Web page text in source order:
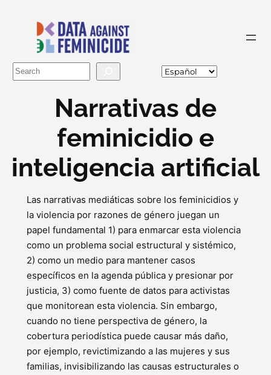
Buscar
Narrativas de
feminicidio e
inteligencia artificial
Las narrativas mediáticas sobre los feminicidios y
la violencia por razones de género juegan un
papel fundamental 1) para enmarcar esta violencia
como un problema social estructural y sistémico,
2) como un medio para mantener casos
específicos en la agenda pública y presionar por
justicia, 3) como fuente de datos para activistas
que monitorean esta violencia. Sin embargo,
cuando no tiene perspectiva de género, la
cobertura periodística puede causar más daño,
por ejemplo, revictimizando a las mujeres y sus
familias, invisibilizando las causas estructurales o